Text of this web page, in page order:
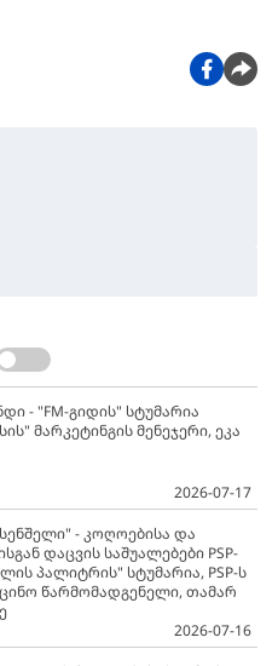
- "FM-გიდის" სტუმარია
მარკეტინგის მენეჯერი, ეკა
2026-07-17
- კოღოებისა და
დაცვის საშუალებები PSP-
პალიტრის" სტუმარია, PSP-ს
წარმომადგენელი, თამარ
2026-07-16